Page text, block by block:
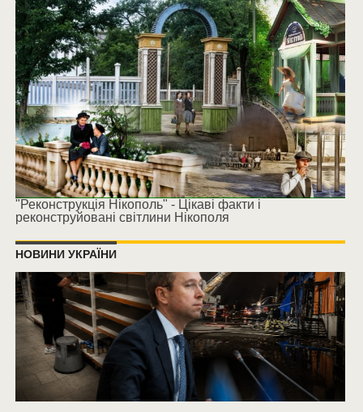
"Реконструкція Нікополь" - Цікаві факти і
реконструйовані світлини Нікополя
НОВИНИ УКРАЇНИ